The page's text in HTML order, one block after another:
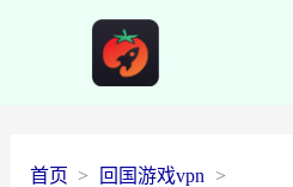
首页
回国游戏vpn